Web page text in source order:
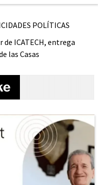
POLÍTICAS
ICATECH, entrega
las Casas